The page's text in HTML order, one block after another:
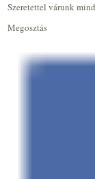
Szeretettel várunk
Megosztás